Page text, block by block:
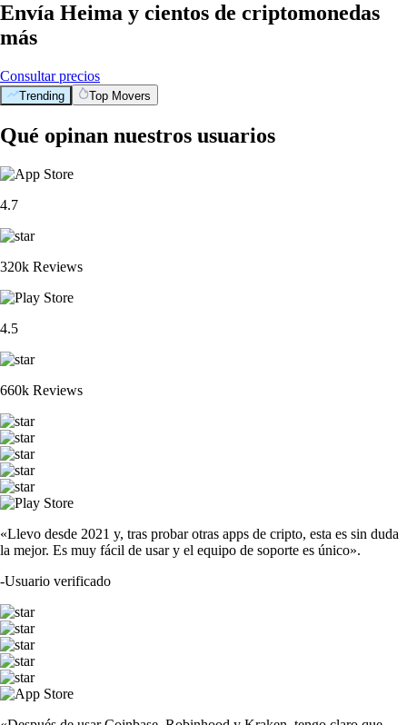
Envía Heima y cientos de criptomonedas
más
Consultar precios
Trending Top Movers
Qué opinan nuestros usuarios
4.7
320k Reviews
4.5
660k Reviews
«Llevo desde 2021 y, tras probar otras apps de cripto, esta es sin duda
la mejor. Es muy fácil de usar y el equipo de soporte es único».
-Usuario verificado